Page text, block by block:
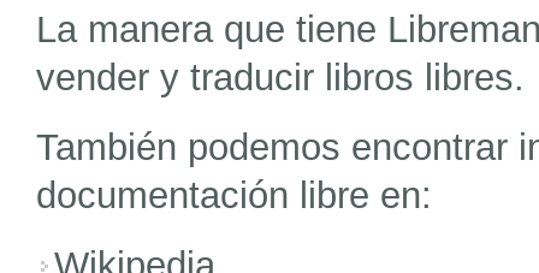
La manera que tiene
vender y traducir libros libres.
También podemos encontrar
documentación libre en:
Wikipedia